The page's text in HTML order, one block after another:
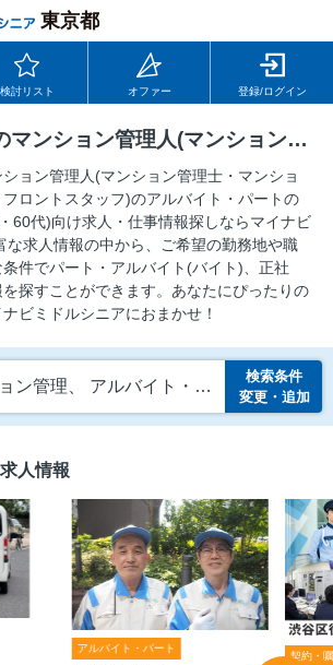
東京都
検討リスト オファー 登録/ログイン
東京都立川市のマンション管理人(マンション管理士・マンションコンシェルジュ・フロントスタッフ)のアルバイト・パートの求人
ョン管理人(マンション管理士・マンショ
ロントスタッフ)のアルバイト・パートの
60代)向け求⼈・仕事情報探しならマイナビ
な求人情報の中から、ご希望の勤務地や職
件でパート・アルバイト(バイト)、正社
探すことができます。あなたにぴったりの
ビミドルシニアにおまかせ！
立川市、 マンション管理、 アルバイト・パート
検索条件
変更・追加
人情報
アルバイト・パート
契約・